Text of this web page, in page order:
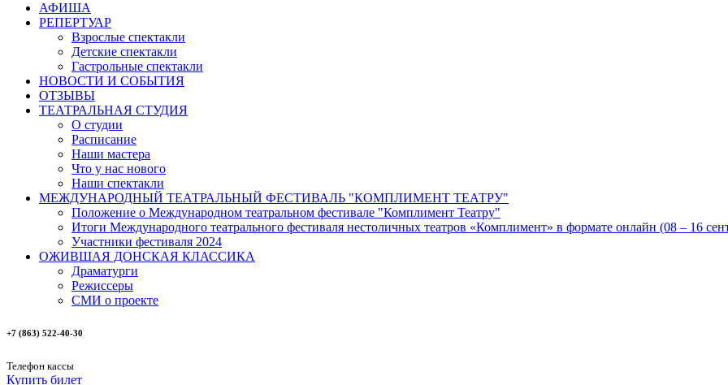
АФИША
РЕПЕРТУАР
Взрослые спектакли
Детские спектакли
Гастрольные спектакли
НОВОСТИ И СОБЫТИЯ
ОТЗЫВЫ
ТЕАТРАЛЬНАЯ СТУДИЯ
О студии
Расписание
Наши мастера
Что у нас нового
Наши спектакли
МЕЖДУНАРОДНЫЙ ТЕАТРАЛЬНЫЙ ФЕСТИВАЛЬ "КОМПЛИМЕНТ ТЕАТРУ"
Положение о Международном театральном фестивале "Комплимент Театру"
Итоги Международного театрального фестиваля нестоличных театров «Комплимент» в формате онлайн (08 – 16
Участники фестиваля 2024
ОЖИВШАЯ ДОНСКАЯ КЛАССИКА
Драматурги
Режиссеры
СМИ о проекте
+7 (863) 522-40-30
Телефон кассы
Купить билет